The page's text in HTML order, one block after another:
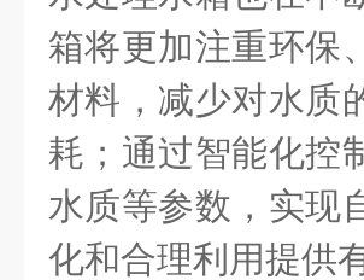
箱将更加注重环保
材料，减少对水质
耗；通过智能化控
水质等参数，实现
化和合理利用提供